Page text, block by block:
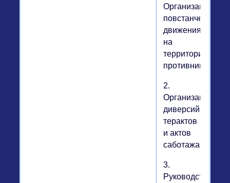
Организация
повстанческого
движения
на
территории
противника.
2.
Организация
диверсий,
терактов
и актов
саботажа.
3.
Руководство